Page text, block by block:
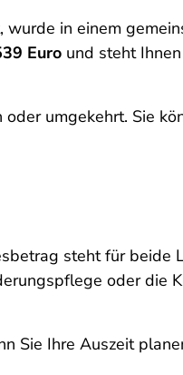
wurde in einem
Euro und steht Ihnen
umgekehrt. Sie
steht für beide
oder die
Sie Ihre Auszeit